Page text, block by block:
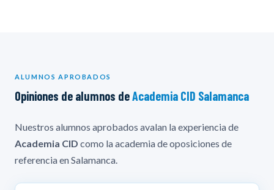
ALUMNOS APROBADOS
Opiniones de alumnos deAcademia CID Salamanca
Nuestros alumnos aprobados avalan la experiencia de
Academia CID como la academia de oposiciones de
referencia en Salamanca.